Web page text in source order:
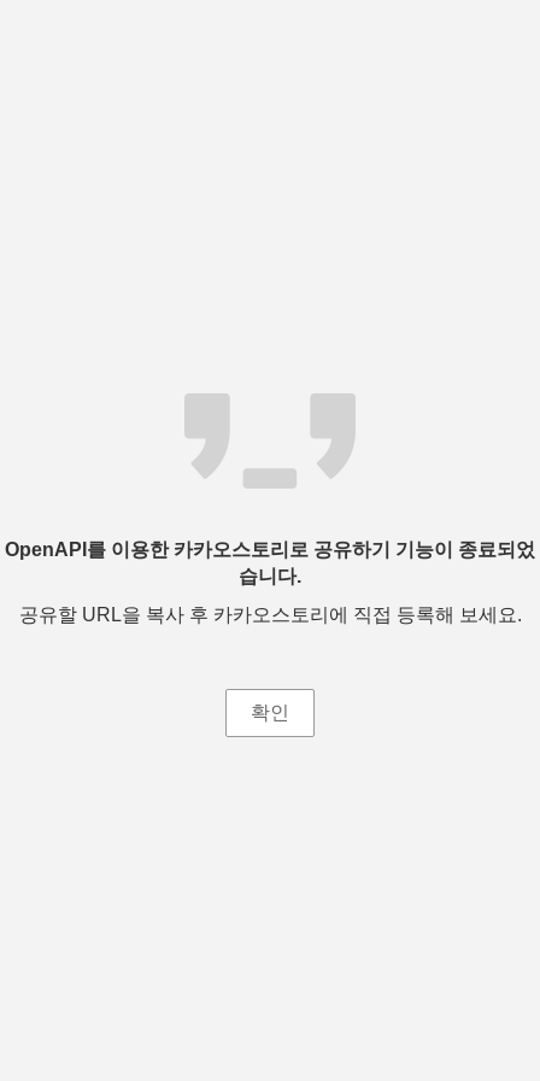
OpenAPI를 이용한 카카오스토리로 공유하기 기능이 종료되었
습니다.
공유할 URL을 복사 후 카카오스토리에 직접 등록해 보세요.
확인